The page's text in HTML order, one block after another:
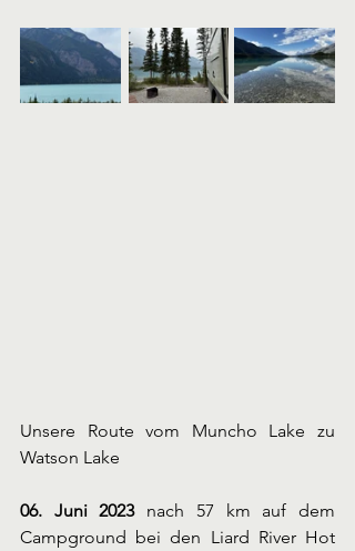
Unsere Route vom Muncho Lake zu
Watson Lake
06. Juni 2023 nach 57 km auf dem
Campground bei den Liard River Hot